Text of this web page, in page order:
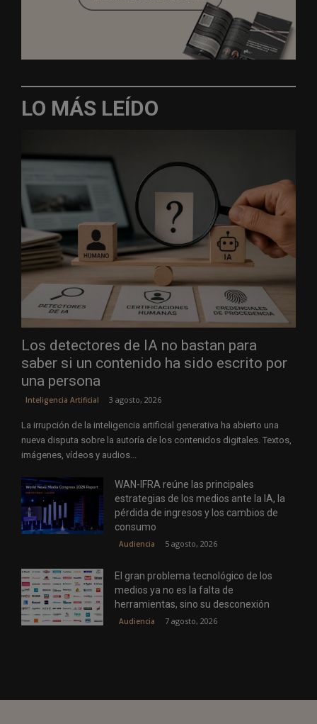
LO MÁS LEÍDO
Los detectores de IA no bastan para
saber si un contenido ha sido escrito por
una persona
Inteligencia Artificial 3 agosto, 2026
La irrupción de la inteligencia artificial generativa ha abierto una
nueva disputa sobre la autoría de los contenidos digitales. Textos,
imágenes, vídeos y audios...
WAN-IFRA reúne las principales
estrategias de los medios ante la IA, la
pérdida de ingresos y los cambios de
consumo
Audiencia 5 agosto, 2026
El gran problema tecnológico de los
medios ya no es la falta de
herramientas, sino su desconexión
Audiencia 7 agosto, 2026